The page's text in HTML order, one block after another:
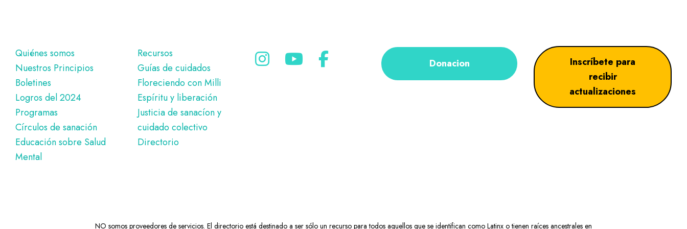
Pie
de
página
Quiénes somos
Nuestros Principios
Boletines
Logros del 2024
Programas
Círculos de sanación
Educación sobre Salud
Mental
Recursos
Guías de cuidados
Floreciendo con Milli
Espíritu y liberación
Justicia de sanacíon y
cuidado colectivo
Directorio
Donacion
Inscríbete para
recibir
actualizaciones
NO somos proveedores de servicios. El directorio está destinado a ser sólo un recurso para todos aquellos que se identifican como Latinx o tienen raíces ancestrales en